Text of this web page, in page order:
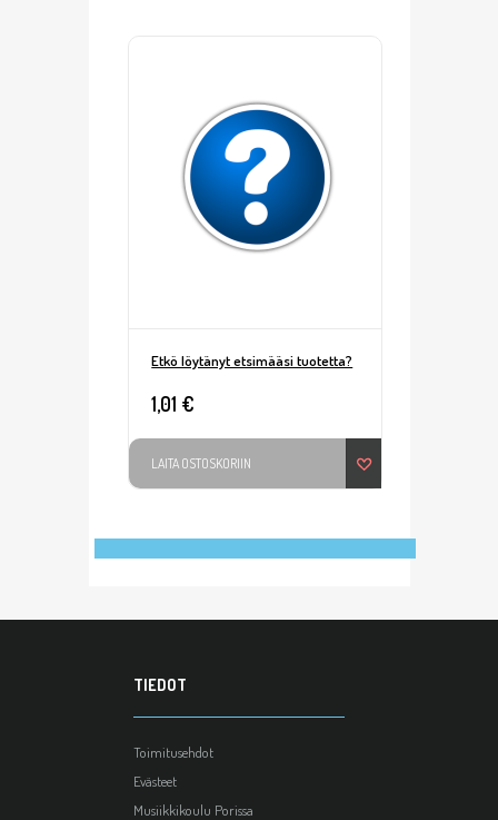
Etkö löytänyt etsimääsi tuotetta?
1,01 €
LAITA OSTOSKORIIN
TIEDOT
Toimitusehdot
Evästeet
Musiikkikoulu Porissa